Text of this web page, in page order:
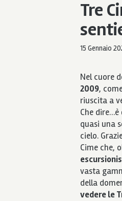
Tre
15 Gennaio
Nel cuore
2009,
riuscita a
Che
quasi una
cielo.
Cime che,
vasta
della
vedere le